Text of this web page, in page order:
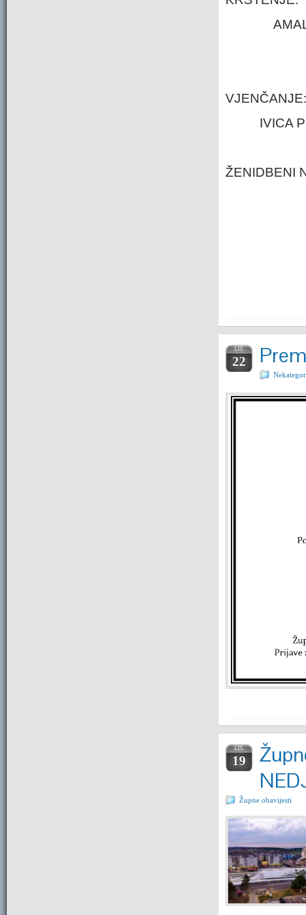
IVICA
ŽENIDBENI
LIS.
22
LIS.
19
Župne obavijesti